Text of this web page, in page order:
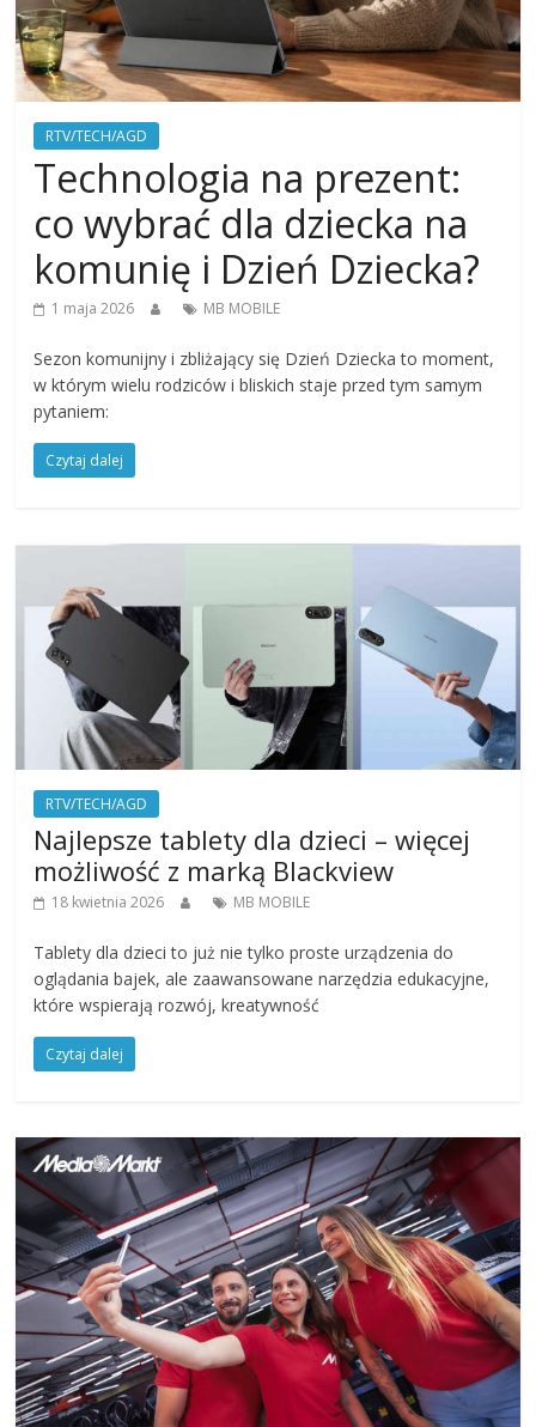
RTV/TECH/AGD
Technologia na prezent:
co wybrać dla dziecka na
komunię i Dzień Dziecka?
1 maja 2026 MB MOBILE
Sezon komunijny i zbliżający się Dzień Dziecka to moment,
w którym wielu rodziców i bliskich staje przed tym samym
pytaniem:
Czytaj dalej
RTV/TECH/AGD
Najlepsze tablety dla dzieci – więcej
możliwość z marką Blackview
18 kwietnia 2026 MB MOBILE
Tablety dla dzieci to już nie tylko proste urządzenia do
oglądania bajek, ale zaawansowane narzędzia edukacyjne,
które wspierają rozwój, kreatywność
Czytaj dalej